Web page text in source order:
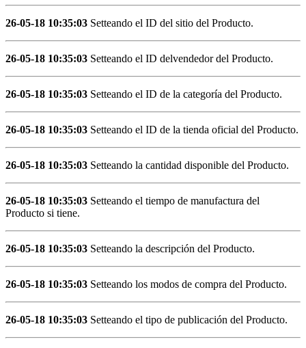
26-05-18 10:35:03 Setteando el ID del sitio del Producto.
26-05-18 10:35:03 Setteando el ID delvendedor del Producto.
26-05-18 10:35:03 Setteando el ID de la categoría del Producto.
26-05-18 10:35:03 Setteando el ID de la tienda oficial del Producto.
26-05-18 10:35:03 Setteando la cantidad disponible del Producto.
26-05-18 10:35:03 Setteando el tiempo de manufactura del
Producto si tiene.
26-05-18 10:35:03 Setteando la descripción del Producto.
26-05-18 10:35:03 Setteando los modos de compra del Producto.
26-05-18 10:35:03 Setteando el tipo de publicación del Producto.